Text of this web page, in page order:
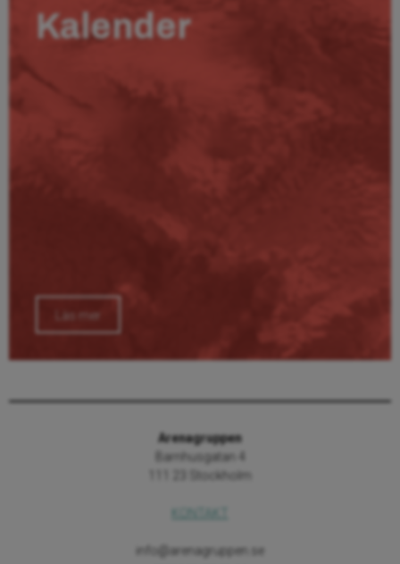
Kalender
Läs mer
Arenagruppen
Barnhusgatan 4
111 23 Stockholm
info@arenagruppen.se